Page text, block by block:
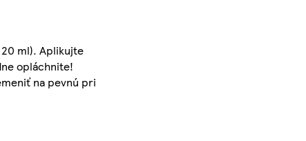
20 ml). Aplikujte
opláchnite!
na pevnú pri